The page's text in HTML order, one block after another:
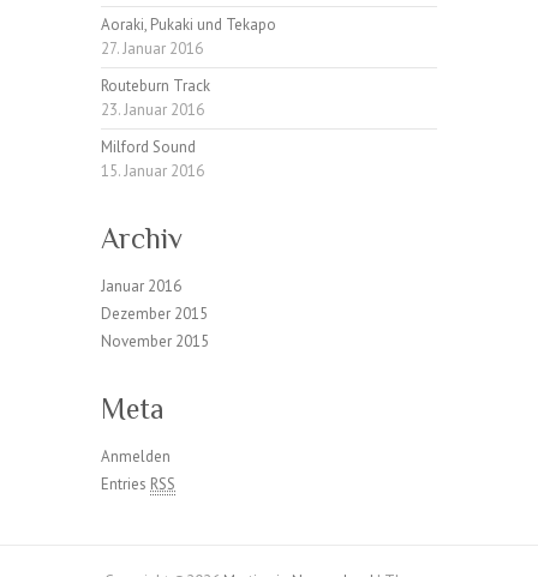
Aoraki, Pukaki und Tekapo
27. Januar 2016
Routeburn Track
23. Januar 2016
Milford Sound
15. Januar 2016
Archiv
Januar 2016
Dezember 2015
November 2015
Meta
Anmelden
Entries RSS